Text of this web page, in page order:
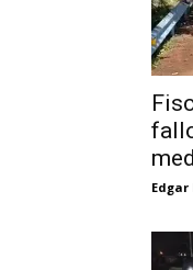
Edgar